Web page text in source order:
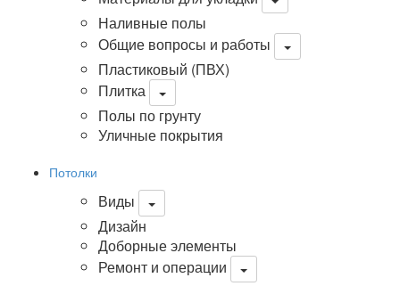
Наливные полы
Общие вопросы и работы
Пластиковый (ПВХ)
Плитка
Полы по грунту
Уличные покрытия
Потолки
Виды
Дизайн
Доборные элементы
Ремонт и операции